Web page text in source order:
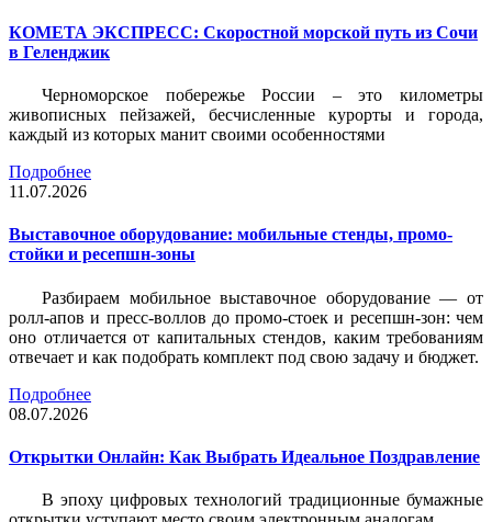
КОМЕТА ЭКСПРЕСС: Скоростной морской путь из Сочи
в Геленджик
Черноморское побережье России – это километры
живописных пейзажей, бесчисленные курорты и города,
каждый из которых манит своими особенностями
Подробнее
11.07.2026
Выставочное оборудование: мобильные стенды, промо-
стойки и ресепшн-зоны
Разбираем мобильное выставочное оборудование — от
ролл-апов и пресс-воллов до промо-стоек и ресепшн-зон: чем
оно отличается от капитальных стендов, каким требованиям
отвечает и как подобрать комплект под свою задачу и бюджет.
Подробнее
08.07.2026
Открытки Онлайн: Как Выбрать Идеальное Поздравление
В эпоху цифровых технологий традиционные бумажные